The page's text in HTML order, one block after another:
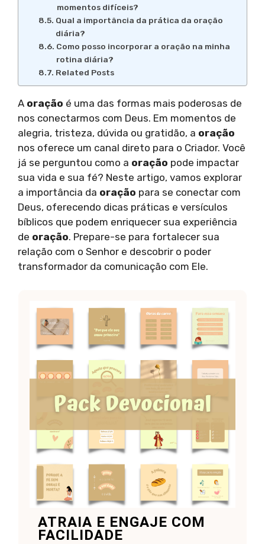
momentos difíceis?
Qual a importância da prática da oração
diária?
Como posso incorporar a oração na minha
rotina diária?
Related Posts
A oração é uma das formas mais poderosas de
nos conectarmos com Deus. Em momentos de
alegria, tristeza, dúvida ou gratidão, a oração
nos oferece um canal direto para o Criador. Você
já se perguntou como a oração pode impactar
sua vida e sua fé? Neste artigo, vamos explorar
a importância da oração para se conectar com
Deus, oferecendo dicas práticas e versículos
bíblicos que podem enriquecer sua experiência
de oração. Prepare-se para fortalecer sua
relação com o Senhor e descobrir o poder
transformador da comunicação com Ele.
ATRAIA E ENGAJE COM
FACILIDADE